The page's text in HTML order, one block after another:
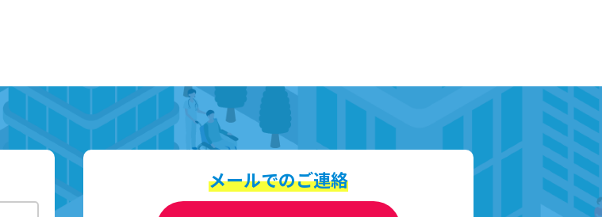
メールでのご連絡